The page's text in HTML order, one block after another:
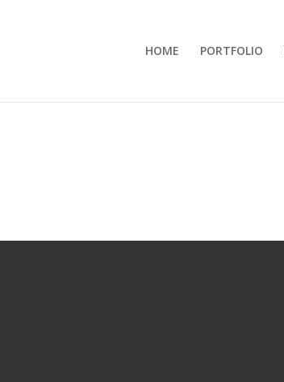
HOME PORTFOLIO